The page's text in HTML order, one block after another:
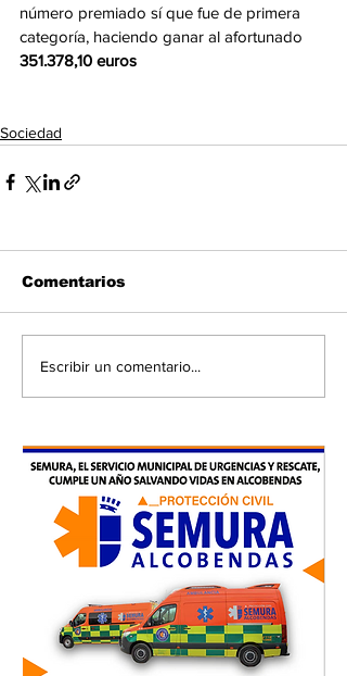
número premiado sí que fue de primera
categoría, haciendo ganar al afortunado
351.378,10 euros
Sociedad
Comentarios
Escribir un comentario...